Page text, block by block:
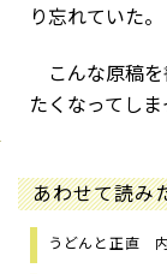
り忘れていた。
こんな原稿を
たくなってし
あわせて読み
うどんと正直